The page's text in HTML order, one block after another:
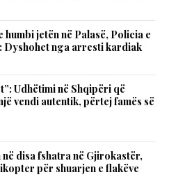
jetën në Palasë, Policia e
Dyshohet nga arresti kardiak
Udhëtimi në Shqipëri që
vendi autentik, përtej famës së
disa fshatra në Gjirokastër,
për shuarjen e flakëve